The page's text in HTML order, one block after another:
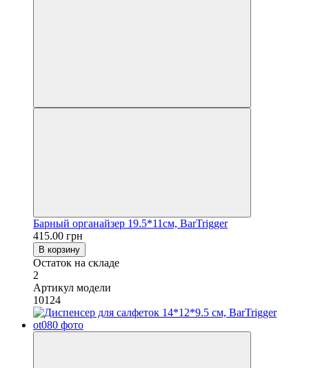
Барный органайзер 19.5*11см, BarTrigger
415.00 грн
В корзину
Остаток на складе
2
Артикул модели
10124